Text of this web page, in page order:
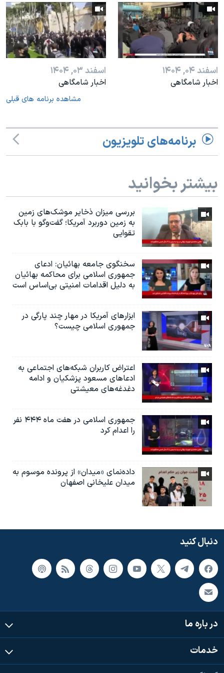
اسفند ۰۴, ۱۴۰۴
اخبار شامگاهی
اسفند ۰۳, ۱۴۰۴
اخبار شامگاهی
مشاهده برنامه های قبلی
برنامه‌های تلویزیون
بیشتر بخوانید
بررسی میزان ذخایر موشک‌های زمین
به زمین دوربرد آمریکا؛ گفت‌وگو با بابک
تقوایی
سخنگوی جامعه بهائیان: ادعای
جمهوری اسلامی برای محاکمه بهائیان
به دلیل اقدامات امنیتی بی‌اساس است
ابزارهای آمریکا در مهار چند پارگی در
جمهوری اسلامی چیست؟
اعتراض کاربران شبکه‌های اجتماعی به
ادعاهای مسعود پزشکیان و ادامه
دغدغه‌های معیشتی
جمهوری اسلامی در هفت ماه ۴۴۴ نفر
را اعدام کرد
داده‌نمای «میدان» از پرونده موسوم به
میدان علیخانی اصفهان
دنبال کنید
در باره ما
خدمات